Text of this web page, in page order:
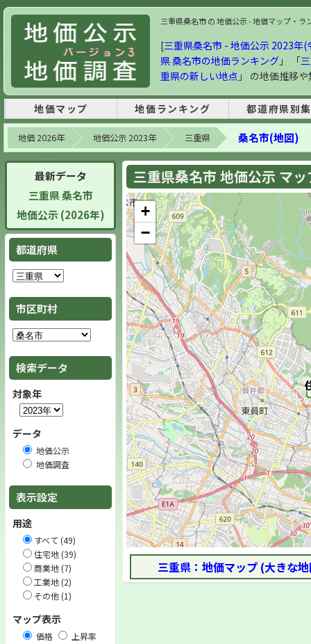
三重県桑名市 の 地価公示 - 地価マップ・ラ
[三重県桑名市 - 地価公示 2023年(
県 桑名市の地価ランキング 」 「
重県の新しい地点 」 の地価推移
地価マップ 地価ランキング 都道府県別
地価 2026年 地価公示 2023年 三重県 桑名市(地図)
最新データ
三重県 桑名市
地価公示 (2026年)
都道府県
市区町村
検索データ
対象年
データ
地価公示
地価調査
表示設定
用途
すべて (49)
住宅地 (39)
商業地 (7)
工業地 (2)
その他 (1)
マップ表示
価格 上昇率
三重県桑名市 地価公示 マ
+
−
三重県：地価マップ (大きな